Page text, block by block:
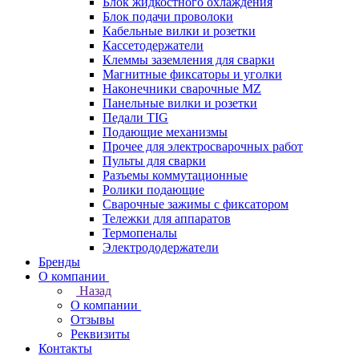
Блок подачи проволоки
Кабельные вилки и розетки
Кассетодержатели
Клеммы заземления для сварки
Магнитные фиксаторы и уголки
Наконечники сварочные MZ
Панельные вилки и розетки
Педали TIG
Подающие механизмы
Прочее для электросварочных работ
Пульты для сварки
Разъемы коммутационные
Ролики подающие
Сварочные зажимы с фиксатором
Тележки для аппаратов
Термопеналы
Электрододержатели
Бренды
О компании
Назад
О компании
Отзывы
Реквизиты
Контакты